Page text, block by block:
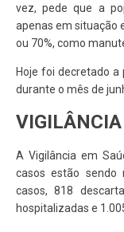
vez, pede que a
apenas em situação
ou 70%, como
Hoje foi decretado
durante o mês de
A Vigilância em
casos estão sendo
casos, 818
hospitalizadas e